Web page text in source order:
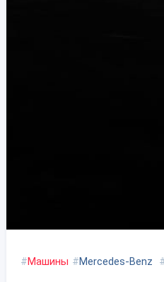
#Машины #Mercedes-Benz